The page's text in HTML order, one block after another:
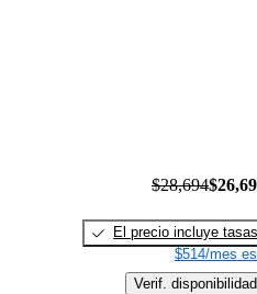
$28,694
El precio incluye tasas
$514/mes
Verif. disponibilidad